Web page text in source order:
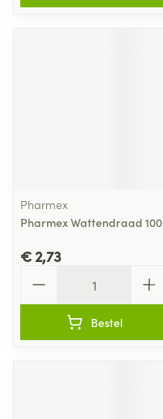
Pharmex
Pharmex Wattendraad 100
€ 2,73
Bestel